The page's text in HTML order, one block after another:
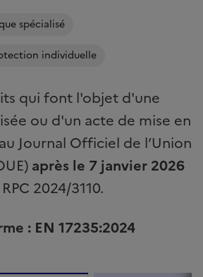
spécialisé
individuelle
qui font l'objet d'une
ou d'un acte de mise en
Journal Officiel de l’Union
après le 7 janvier 2026
2024/3110.
: EN 17235:2024